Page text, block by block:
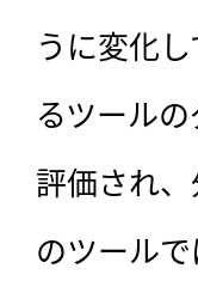
うに変化
るツール
評価され
のツール